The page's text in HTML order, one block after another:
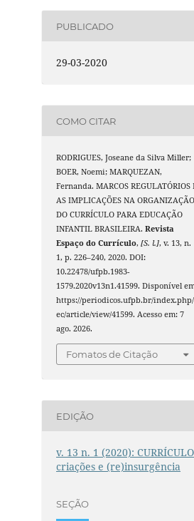
PUBLICADO
29-03-2020
COMO CITAR
RODRIGUES, Joseane da Silva Miller;
BOER, Noemi; MARQUEZAN,
Fernanda. MARCOS REGULATÓRIOS
AS IMPLICAÇÕES NA ORGANIZAÇÃO
DO CURRÍCULO PARA EDUCAÇÃO
INFANTIL BRASILEIRA.Revista
Espaço do Currículo,[S. l.], v. 13, n.
1, p. 226–240, 2020. DOI:
10.22478/ufpb.1983-
1579.2020v13n1.41599. Disponível
https://periodicos.ufpb.br/
ec/article/view/41599. Acesso em: 7
ago. 2026.
Fomatos de Citação
EDIÇÃO
v. 13 n. 1 (2020):
criações e (re)insurgência
SEÇÃO